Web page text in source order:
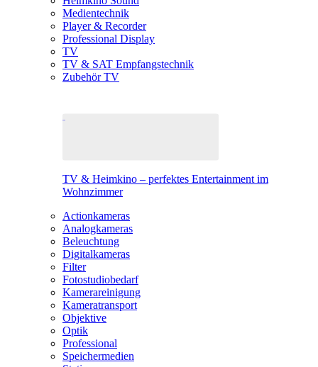
Medientechnik
Player & Recorder
Professional Display
TV
TV & SAT Empfangstechnik
Zubehör TV
TV & Heimkino – perfektes Entertainment im
Wohnzimmer
Actionkameras
Analogkameras
Beleuchtung
Digitalkameras
Filter
Fotostudiobedarf
Kamerareinigung
Kameratransport
Objektive
Optik
Professional
Speichermedien